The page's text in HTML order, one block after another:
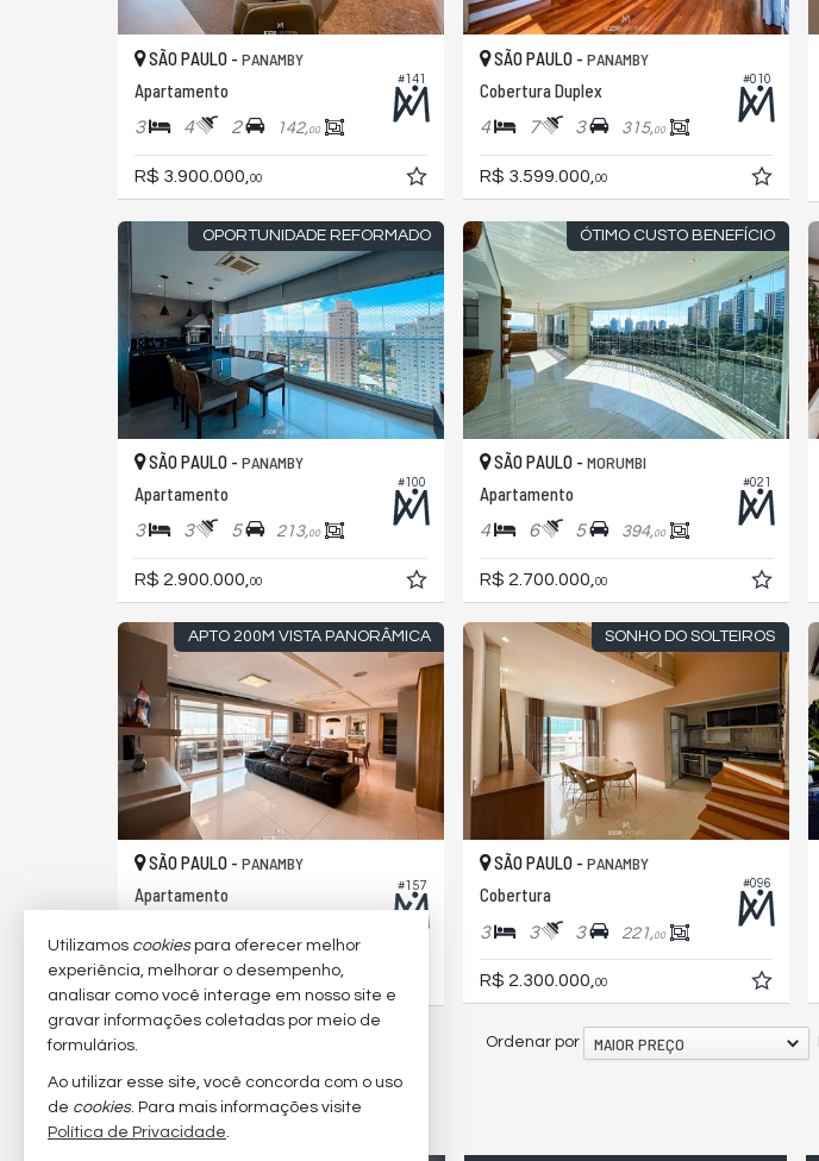
#141
SÃO PAULO - PANAMBY
Apartamento
3 4 2 142,00
R$ 3.900.000, 00
#010
SÃO PAULO - PANAMBY
Cobertura Duplex
4 7 3 315,00
R$ 3.599.000, 00
OPORTUNIDADE REFORMADO
#100
SÃO PAULO - PANAMBY
Apartamento
3 3 5 213,00
R$ 2.900.000,00
ÓTIMO CUSTO BENEFÍCIO
#021
SÃO PAULO - MORUMBI
Apartamento
4 6 5 394,00
R$ 2.700.000,00
APTO 200M VISTA PANORÂMICA
#157
SÃO PAULO - PANAMBY
Apartamento
R$ 2.500.000,
SONHO DO SOLTEIROS
#096
SÃO PAULO - PANAMBY
Cobertura
3 3 3 221,00
R$ 2.300.000,00
28 Ordenar por MAIOR PREÇO
(nenhuma avaliação)
Utilizamos cookiespara oferecer melhor
experiência, melhorar o desempenho,
analisar como você interage em nosso site e
gravar informações coletadas por meio de
formulários.
Ao utilizar esse site, você concorda com o uso
de cookies. Para mais informações visite
Política de Privacidade.